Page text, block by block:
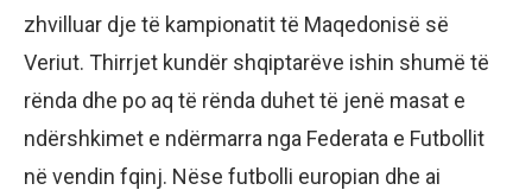
zhvilluar dje të kampionatit të Maqedonisë së
Veriut. Thirrjet kundër shqiptarëve ishin shumë të
rënda dhe po aq të rënda duhet të jenë masat e
ndërshkimet e ndërmarra nga Federata e Futbollit
në vendin fqinj. Nëse futbolli europian dhe ai